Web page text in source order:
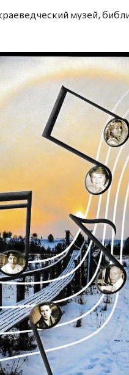
музей,